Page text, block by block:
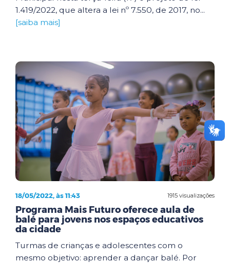
1.419/2022, que altera a lei nº 7.550, de 2017, no...
[saiba mais]
1915 visualizações
18/05/2022, às 11:43
Programa Mais Futuro oferece aula de
balé para jovens nos espaços educativos
da cidade
Turmas de crianças e adolescentes com o
mesmo objetivo: aprender a dançar balé. Por